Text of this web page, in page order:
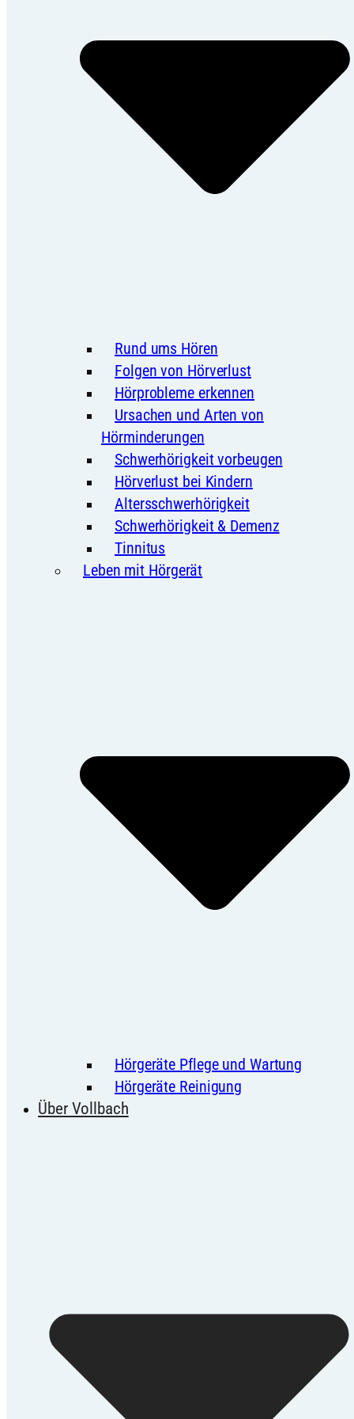
Rund ums Hören
Folgen von Hörverlust
Hörprobleme erkennen
Ursachen und Arten von
Hörminderungen
Schwerhörigkeit vorbeugen
Hörverlust bei Kindern
Altersschwerhörigkeit
Schwerhörigkeit & Demenz
Tinnitus
Leben mit Hörgerät
Hörgeräte Pflege und Wartung
Hörgeräte Reinigung
Über Vollbach